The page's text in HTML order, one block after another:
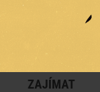
ZAJÍMAT